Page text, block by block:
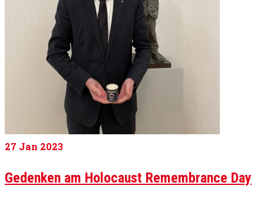
27 Jan 2023
Gedenken am Holocaust Remembrance Day